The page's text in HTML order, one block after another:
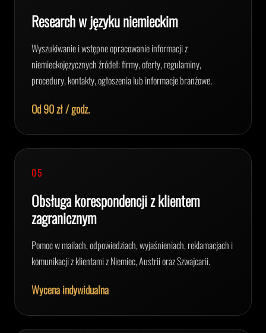
Research w języku niemieckim
Wyszukiwanie i wstępne opracowanie informacji z
niemieckojęzycznych źródeł: firmy, oferty, regulaminy,
procedury, kontakty, ogłoszenia lub informacje branżowe.
Od 90 zł / godz.
05
Obsługa korespondencji z klientem
zagranicznym
Pomoc w mailach, odpowiedziach, wyjaśnieniach, reklamacjach i
komunikacji z klientami z Niemiec, Austrii oraz Szwajcarii.
Wycena indywidualna